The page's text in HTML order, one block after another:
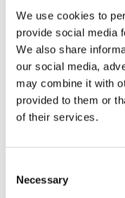
We use cookies to
provide social media
We also share
our social media,
may combine it with
provided to them or
of their services.
Selection
Necessary
телефону